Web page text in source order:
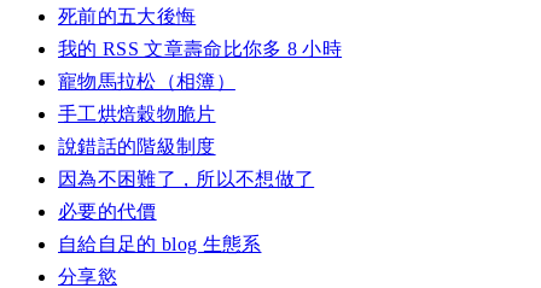
死前的五大後悔
我的 RSS 文章壽命比你多 8 小時
寵物馬拉松（相簿）
手工烘焙穀物脆片
說錯話的階級制度
因為不困難了，所以不想做了
必要的代價
自給自足的 blog 生態系
分享慾